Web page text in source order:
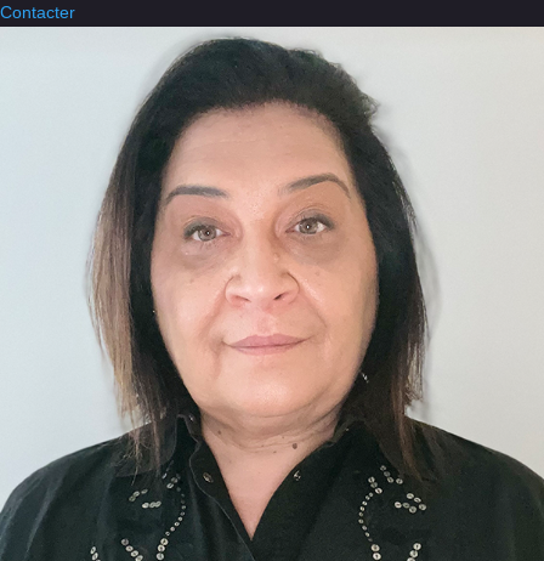
Contacter